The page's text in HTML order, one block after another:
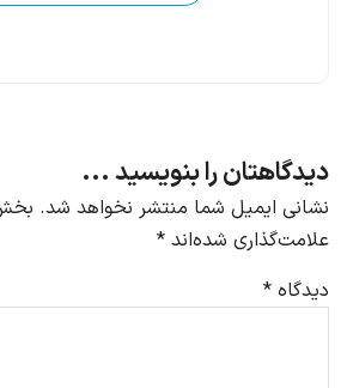
دیدگاهتان را بنویسید ...
نشانی ایمیل شما منتشر نخواهد شد.
علامت‌گذاری شده‌اند *
دیدگاه *